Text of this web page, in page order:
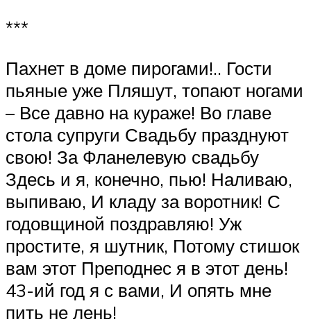
***
Пахнет в доме пирогами!.. Гости
пьяные уже Пляшут, топают ногами
– Все давно на кураже! Во главе
стола супруги Свадьбу празднуют
свою! За Фланелевую свадьбу
Здесь и я, конечно, пью! Наливаю,
выпиваю, И кладу за воротник! С
годовщиной поздравляю! Уж
простите, я шутник, Потому стишок
вам этот Преподнес я в этот день!
43-ий год я с вами, И опять мне
пить не лень!